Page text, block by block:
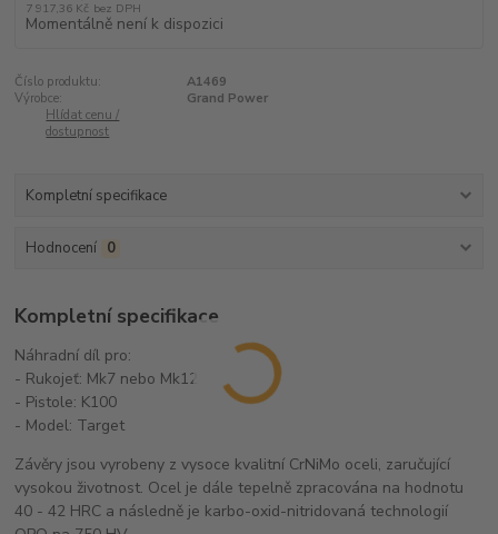
7 917,36 Kč bez DPH
Momentálně není k dispozici
Číslo produktu:
A1469
Výrobce:
Grand Power
Hlídat cenu /
dostupnost
Kompletní specifikace
Hodnocení 0
Kompletní specifikace
Náhradní díl pro:
- Rukojeť: Mk7 nebo Mk12
- Pistole: K100
- Model: Target
Závěry jsou vyrobeny z vysoce kvalitní CrNiMo oceli, zaručující
vysokou životnost. Ocel je dále tepelně zpracována na hodnotu
40 - 42 HRC a následně je karbo-oxid-nitridovaná technologií